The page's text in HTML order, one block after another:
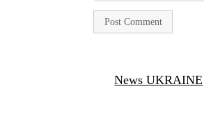
News UKRAINE